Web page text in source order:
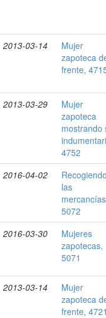
2013-03-14
Mujer
zapoteca
frente,
2013-03-29
Mujer
zapoteca
mostrando
4752
2016-04-02
Recogiendo
las
5072
2016-03-30
Mujeres
zapotecas,
5071
2013-03-14
Mujer
zapoteca
frente, 4721